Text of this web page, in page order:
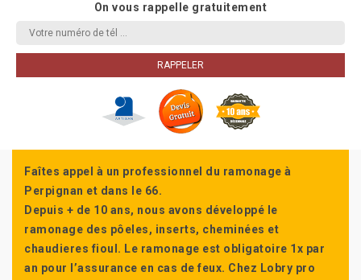
On vous rappelle gratuitement
Faîtes appel à un professionnel du ramonage à
Perpignan et dans le 66.
Depuis + de 10 ans, nous avons développé le
ramonage des pôeles, inserts, cheminées et
chaudieres fioul. Le ramonage est obligatoire 1x par
an pour l’assurance en cas de feux. Chez Lobry pro